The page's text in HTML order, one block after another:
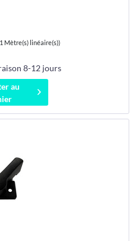
Mètre(s) linéaire(s))
8-12 jours
au